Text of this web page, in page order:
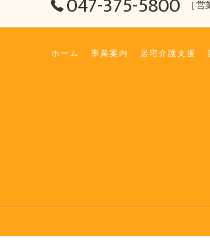
［
ホーム 事業案内 居宅介護支援